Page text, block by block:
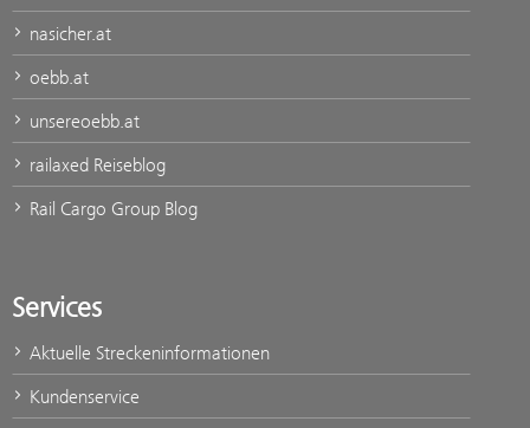
nasicher.at
oebb.at
unsereoebb.at
railaxed Reiseblog
Rail Cargo Group Blog
Services
Aktuelle Streckeninformationen
Kundenservice